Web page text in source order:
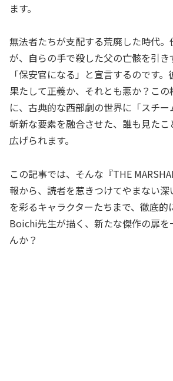
ます。
無法者たちが支配する荒廃した時代
が、自らの手で殺した父の亡骸を引き
「保安官になる」と宣言するのです。
果たして正義か、それとも悪か？こ
に、古典的な西部劇の世界に「スチ
斬新な要素を融合させた、誰も見たこ
広げられます。
この記事では、そんな『THE
報から、読者を惹きつけてやまない
を彩るキャラクターたちまで、徹底的
Boichi先生が描く、新たな傑作の扉を
んか？